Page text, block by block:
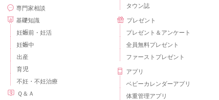
専門家相談
基礎知識
妊娠前・妊活
妊娠中
出産
育児
不妊・不妊治療
Ｑ＆Ａ
タウン誌
プレゼント
プレゼント＆アンケート
全員無料プレゼント
ファーストプレゼント
アプリ
ベビーカレンダーアプリ
体重管理アプリ